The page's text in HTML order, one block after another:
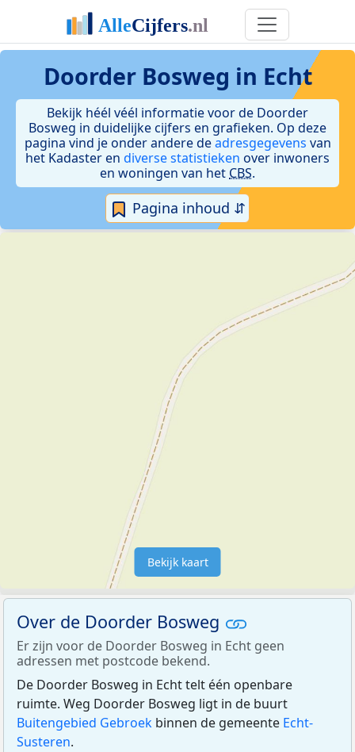
Doorder Bosweg in Echt
Bekijk héél véél informatie voor de Doorder
Bosweg in duidelijke cijfers en grafieken. Op deze
pagina vind je onder andere deadresgegevens van
het Kadaster en diverse statistieken over inwoners
en woningen van het CBS.
Pagina inhoud ⇵
Bekijk kaart
Over de Doorder Bosweg
Er zijn voor de Doorder Bosweg in Echt geen
adressen met postcode bekend.
De Doorder Bosweg in Echt telt één openbare
ruimte. Weg Doorder Bosweg ligt in de buurt
Buitengebied Gebroek binnen de gemeente Echt-
Susteren.